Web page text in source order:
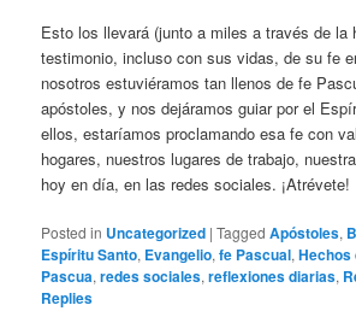
Esto los llevará (junto a miles a través de la
testimonio, incluso con sus vidas, de su fe
nosotros estuviéramos tan llenos de fe
apóstoles, y nos dejáramos guiar por el
ellos, estaríamos proclamando esa fe con
hogares, nuestros lugares de trabajo,
hoy en día, en las redes sociales. ¡Atrévete!
Posted in Uncategorized |Tagged Apóstoles,
Espíritu Santo, Evangelio,fe Pascual,Hechos
Pascua,redes sociales,reflexiones diarias,
Replies